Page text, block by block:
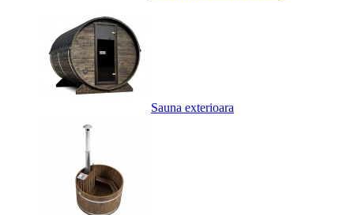
Sauna exterioara